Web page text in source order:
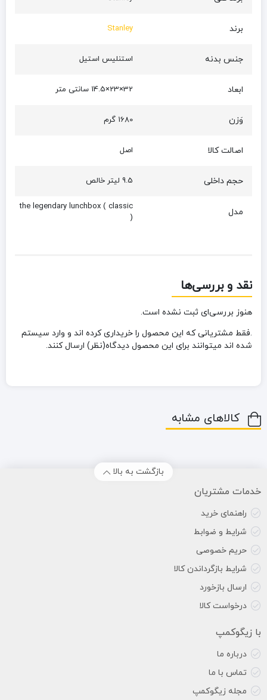
برند Stanley
جنس بدنه استنلیس استیل
ابعاد 32×23×14.5 سانتی متر
وَزن 1680 گرم
اصالت کالا اصل
حجم داخلی 9.5 لیتر خالص
مدل
the legendary lunchbox ( classic
)
نقد و بررسی‌ها
هنوز بررسی‌ای ثبت نشده است.
.فقط مشتریانی که این محصول را خریداری کرده اند و وارد سیستم
شده اند میتوانند برای این محصول دیدگاه(نظر) ارسال کنند.
کالاهای مشابه
بازگشت به بالا
خدمات مشتریان
راهنمای خرید
شرایط و ضوابط
حریم خصوصی
شرایط بازگرداندن کالا
ارسال بازخورد
درخواست کالا
با زیگوکمپ
درباره ما
تماس با ما
مجله زیگوکمپ